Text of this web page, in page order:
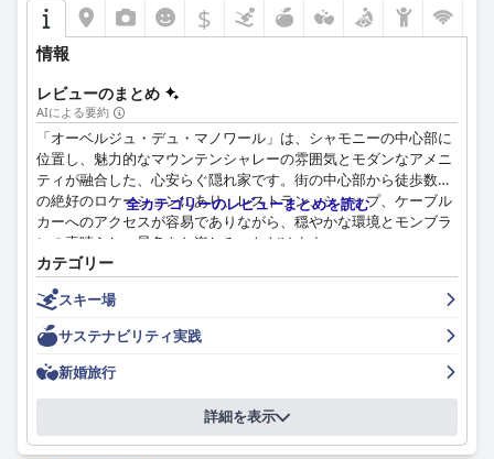
プールエリアは、清潔でリラックスできる環境と絵のように美し
い山の背景で高い評価を得ています。宿泊客は温水屋外プールと
追加のアメニティを楽しんでいますが、一部の人は寒い時期には
プールがもっと暖かければ良いと思っています。
駐車場オプションには、安全な地下駐車場が割高な料金で含まれ
ていますが、スペースは狭く限られています。このエリアでの無
料駐車場も限られており、すぐに満車になります。駐車料金の高
さと利用できない場合があることが宿泊客にとって懸念事項とな
る可能性があるため、事前の計画をお勧めします。
優れたロケーション、フレンドリーなスタッフ、質の高いアメニ
ティで際立っており、シャモニーを訪れる旅行者にとって非常に
お勧めの選択肢となっています。特定の分野での小さな改善は、
宿泊客の体験をさらに向上させる可能性があります。
$
情報
レビューのまとめ
AIによる要約
「オーベルジュ・デュ・マノワール」は、シャモニーの中心部に
位置し、魅力的なマウンテンシャレーの雰囲気とモダンなアメニ
ティが融合した、心安らぐ隠れ家です。街の中心部から徒歩数分
の絶好のロケーションにあり、レストラン、ショップ、ケーブル
カーへのアクセスが容易でありながら、穏やかな環境とモンブラ
ンの素晴らしい景色をお楽しみいただけます。
ホテルの朝食は、その品質とバラエティに高い評価を得ており、
新鮮な地元の食材を使用し、一日の素敵なスタートを切ることが
できます。ただし、一部のゲストは少し値段が高いと感じていま
す。客室は居心地が良く、美しい木製の内装、快適さ、モダンな
設備を備えた伝統的なアルペンシャレーの本質をとらえていま
す。ホテルは、非常に清潔な環境を確保し、すべてのエリアで高
い衛生基準を維持しており、これはゲストのポジティブな体験に
全カテゴリーのレビューまとめを読む
カテゴリー
スキー場
サステナビリティ実践
新婚旅行
詳細を表示